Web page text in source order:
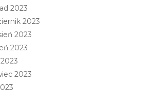
2023
2023
2023
2023
2023